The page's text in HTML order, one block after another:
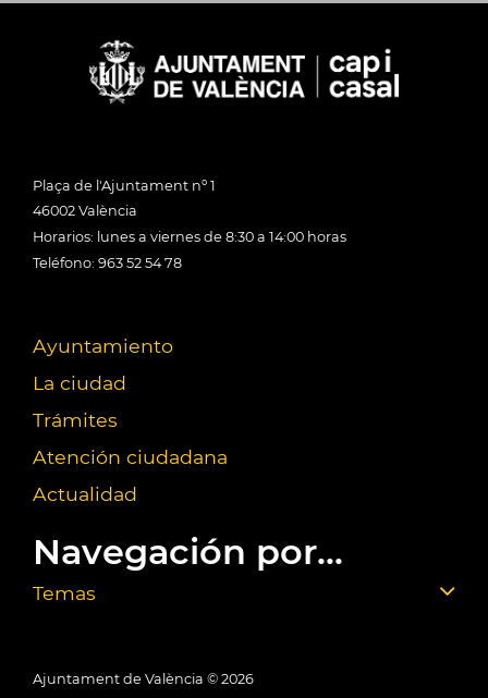
Plaça de l'Ajuntament nº 1
46002 València
Horarios: lunes a viernes de 8:30 a 14:00 horas
Teléfono: 963 52 54 78
Ayuntamiento
La ciudad
Trámites
Atención ciudadana
Actualidad
Navegación por...
Temas
Ajuntament de València © 2026